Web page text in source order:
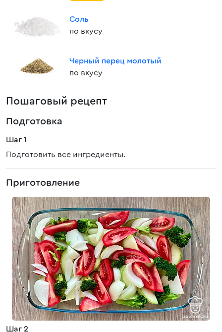
Соль
по вкусу
Черный перец молотый
по вкусу
Пошаговый рецепт
Подготовка
Шаг 1
Подготовить все ингредиенты.
Приготовление
Шаг 2